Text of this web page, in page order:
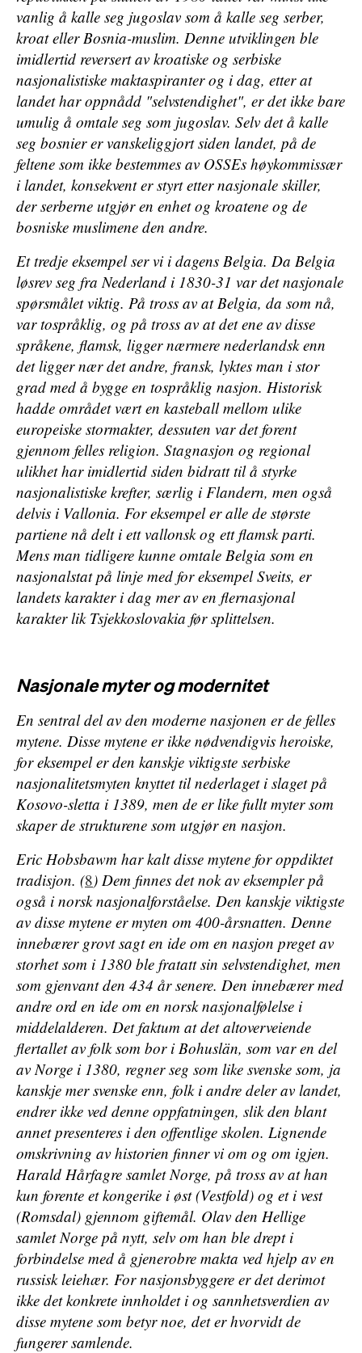
vanlig å kalle seg jugoslav som å kalle seg serber,
kroat eller Bosnia-muslim. Denne utviklingen ble
imidlertid reversert av kroatiske og serbiske
nasjonalistiske maktaspiranter og i dag, etter at
landet har oppnådd "selvstendighet", er det ikke bare
umulig å omtale seg som jugoslav. Selv det å kalle
seg bosnier er vanskeliggjort siden landet, på de
feltene som ikke bestemmes av OSSEs høykommissær
i landet, konsekvent er styrt etter nasjonale skiller,
der serberne utgjør en enhet og kroatene og de
bosniske muslimene den andre.
Et tredje eksempel ser vi i dagens Belgia. Da Belgia
løsrev seg fra Nederland i 1830-31 var det nasjonale
spørsmålet viktig. På tross av at Belgia, da som nå,
var tospråklig, og på tross av at det ene av disse
språkene, flamsk, ligger nærmere nederlandsk enn
det ligger nær det andre, fransk, lyktes man i stor
grad med å bygge en tospråklig nasjon. Historisk
hadde området vært en kasteball mellom ulike
europeiske stormakter, dessuten var det forent
gjennom felles religion. Stagnasjon og regional
ulikhet har imidlertid siden bidratt til å styrke
nasjonalistiske krefter, særlig i Flandern, men også
delvis i Vallonia. For eksempel er alle de største
partiene nå delt i ett vallonsk og ett flamsk parti.
Mens man tidligere kunne omtale Belgia som en
nasjonalstat på linje med for eksempel Sveits, er
landets karakter i dag mer av en flernasjonal
karakter lik Tsjekkoslovakia før splittelsen.
Nasjonale myter og modernitet
En sentral del av den moderne nasjonen er de felles
mytene. Disse mytene er ikke nødvendigvis heroiske,
for eksempel er den kanskje viktigste serbiske
nasjonalitetsmyten knyttet til nederlaget i slaget på
Kosovo-sletta i 1389, men de er like fullt myter som
skaper de strukturene som utgjør en nasjon.
Eric Hobsbawm har kalt disse mytene for oppdiktet
tradisjon. (8) Dem finnes det nok av eksempler på
også i norsk nasjonalforståelse. Den kanskje viktigste
av disse mytene er myten om 400-årsnatten. Denne
innebærer grovt sagt en ide om en nasjon preget av
storhet som i 1380 ble fratatt sin selvstendighet, men
som gjenvant den 434 år senere. Den innebærer med
andre ord en ide om en norsk nasjonalfølelse i
middelalderen. Det faktum at det altoverveiende
flertallet av folk som bor i Bohuslän, som var en del
av Norge i 1380, regner seg som like svenske som, ja
kanskje mer svenske enn, folk i andre deler av landet,
endrer ikke ved denne oppfatningen, slik den blant
annet presenteres i den offentlige skolen. Lignende
omskrivning av historien finner vi om og om igjen.
Harald Hårfagre samlet Norge, på tross av at han
kun forente et kongerike i øst (Vestfold) og et i vest
(Romsdal) gjennom giftemål. Olav den Hellige
samlet Norge på nytt, selv om han ble drept i
forbindelse med å gjenerobre makta ved hjelp av en
russisk leiehær. For nasjonsbyggere er det derimot
ikke det konkrete innholdet i og sannhetsverdien av
disse mytene som betyr noe, det er hvorvidt de
fungerer samlende.